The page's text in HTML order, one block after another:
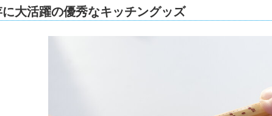
大活躍の優秀なキッチングッズ